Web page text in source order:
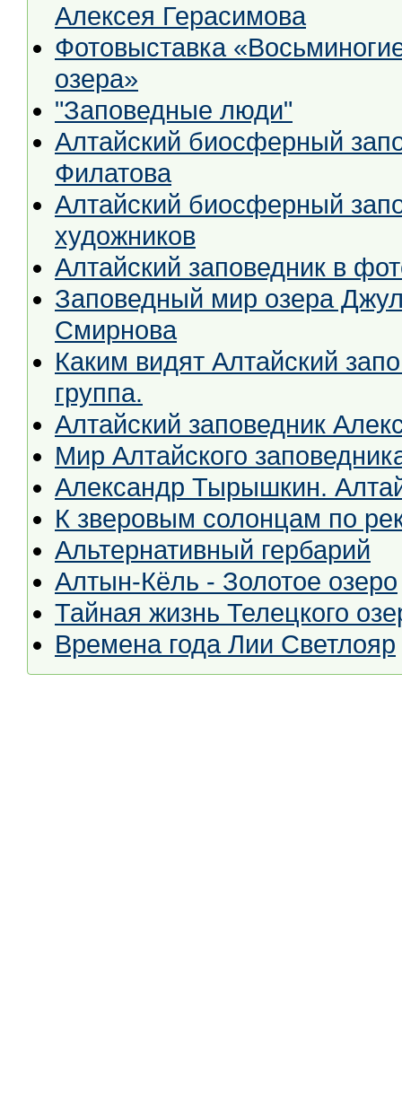
Алексея Герасимова
Фотовыставка «Восьминогие охотники окрестностей Золотого
озера»
"Заповедные люди"
Алтайский биосферный
Филатова
Алтайский биосферный
художников
Алтайский заповедник в
Заповедный мир озера
Смирнова
Каким видят Алтайский
группа.
Алтайский заповедник
Мир Алтайского
Александр Тырышкин.
К зверовым солонцам по
Альтернативный гербарий
Алтын-Кёль - Золотое озеро
Тайная жизнь Телецкого
Времена года Лии Светлояр